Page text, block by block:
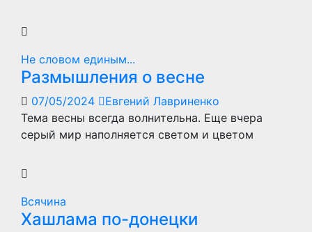
Не словом единым...
Размышления о весне
07/05/2024
Евгений Лавриненко
Тема весны всегда волнительна. Еще вчера
серый мир наполняется светом и цветом
Всячина
Хашлама по-донецки